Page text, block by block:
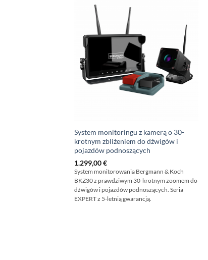
System monitoringu z kamerą o 30-
krotnym zbliżeniem do dźwigów i
pojazdów podnoszących
1.299,00€
System monitorowania Bergmann & Koch
BKZ30 z prawdziwym 30-krotnym zoomem do
dźwigów i pojazdów podnoszących. Seria
EXPERT z 5-letnią gwarancją.